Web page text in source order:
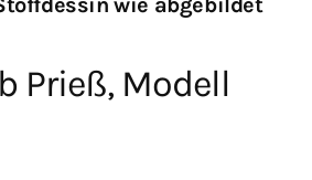
wie abgebildet
Prieß, Modell